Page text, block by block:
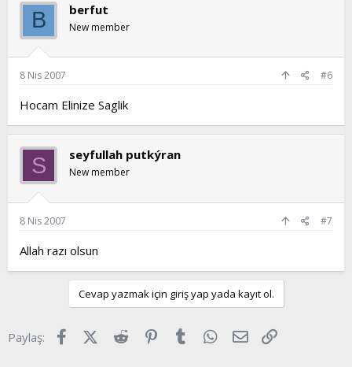
B berfut
New member
8 Nis 2007 #6
Hocam Elinize Saglik
S seyfullah putkýran
New member
8 Nis 2007 #7
Allah razı olsun
Cevap yazmak için giriş yap yada kayıt ol.
Paylaş: FacebookX (Twitter)
Reddit Pinterest
Tumblr WhatsApp
E-posta